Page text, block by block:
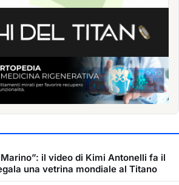
il video di Kimi Antonelli fa il
una vetrina mondiale al Titano